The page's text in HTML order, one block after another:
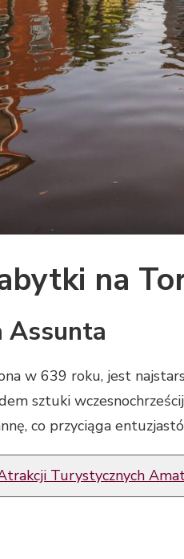
na
Assunta
w 639 roku, jest
sztuki
co przyciąga
Turystycznych